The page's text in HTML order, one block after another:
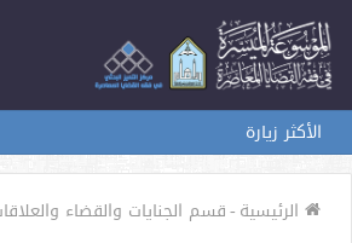
الأكثر زيارة
الرئيسية-قسم الجنايات والقضاء